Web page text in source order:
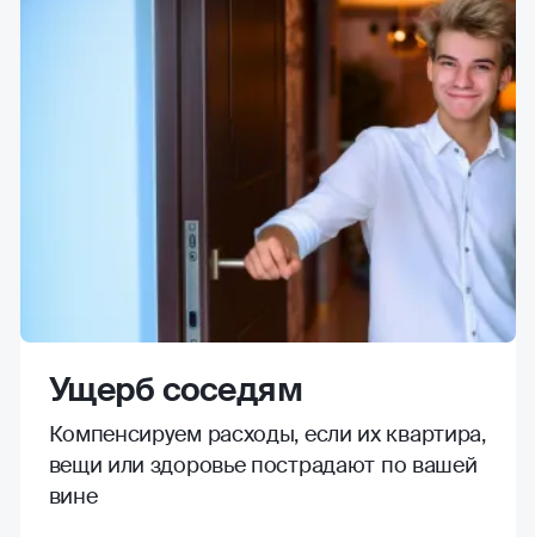
Ущерб соседям
Компенсируем расходы, если их квартира,
вещи или здоровье пострадают по вашей
вине